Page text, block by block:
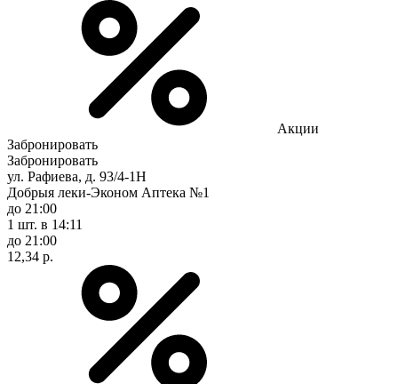
Акции
Забронировать
Забронировать
ул. Рафиева, д. 93/4-1Н
Добрыя леки-Эконом Аптека №1
до 21:00
1 шт. в 14:11
до 21:00
12,34 р.